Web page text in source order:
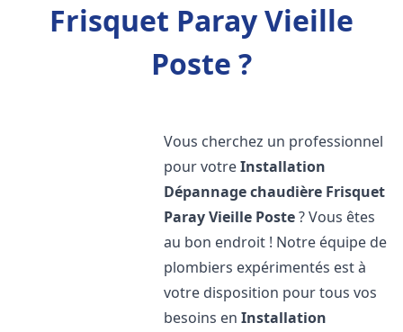
Frisquet Paray Vieille
Poste ?
Vous cherchez un professionnel
pour votreInstallation
Dépannage chaudière Frisquet
Paray Vieille Poste? Vous êtes
au bon endroit ! Notre équipe de
plombiers expérimentés est à
votre disposition pour tous vos
besoins enInstallation